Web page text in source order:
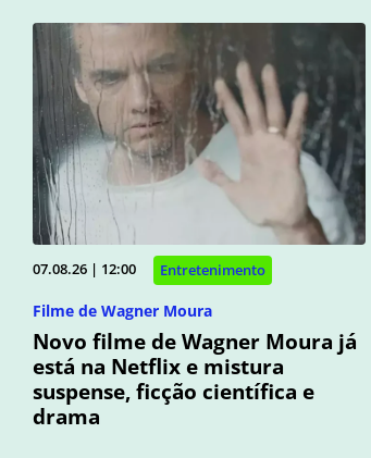
07.08.26 | 12:00 Entretenimento
Filme de Wagner Moura
Novo filme de Wagner Moura já
está na Netflix e mistura
suspense, ficção científica e
drama